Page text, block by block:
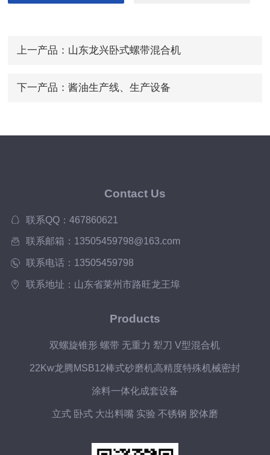
上一产品： 山东龙兴卧式螺带混合机
下一产品： 酱油生产线、生产设备
Contact Us
联系QQ：467860621
联系邮箱：13505459798@163.com
联系电话：13505459798
联系地址：山东省莱州市路旺龙王埠
Products
双螺旋锥形 螺带 无重力 犁刀 V型混合机
22Kw龙腾MSB12棒式砂磨机高精度特殊机械密封
涂料一体化成套设备
立式 卧式 大出料嘴 实验 不锈钢 胶体磨